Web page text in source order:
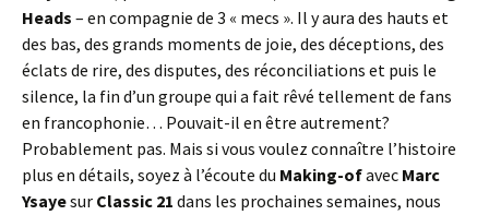
Heads – en compagnie de 3 « mecs ». Il y aura des hauts et
des bas, des grands moments de joie, des déceptions, des
éclats de rire, des disputes, des réconciliations et puis le
silence, la fin d’un groupe qui a fait rêvé tellement de fans
en francophonie… Pouvait-il en être autrement?
Probablement pas. Mais si vous voulez connaître l’histoire
plus en détails, soyez à l’écoute du Making-ofavec Marc
Ysayesur Classic 21 dans les prochaines semaines, nous